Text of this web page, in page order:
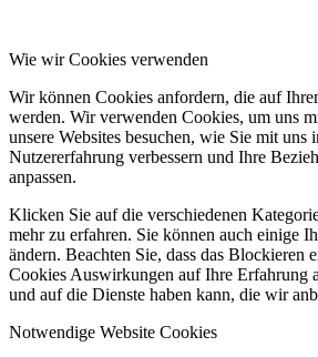
Wie wir Cookies verwenden
Wir können Cookies anfordern, die auf
werden. Wir verwenden Cookies, um uns
unsere Websites besuchen, wie Sie mit uns
Nutzererfahrung verbessern und Ihre
anpassen.
Klicken Sie auf die verschiedenen
mehr zu erfahren. Sie können auch einige
ändern. Beachten Sie, dass das Blockieren
Cookies Auswirkungen auf Ihre Erfahrung
und auf die Dienste haben kann, die wir
Notwendige Website Cookies